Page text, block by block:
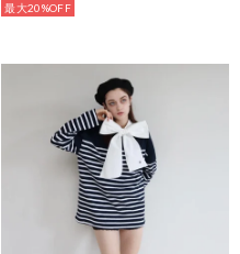
最大20%OFF